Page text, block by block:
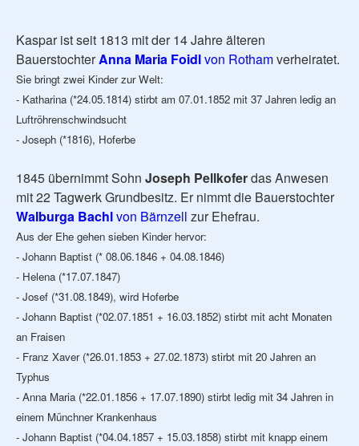
Kaspar ist seit 1813 mit der 14 Jahre älteren
BauerstochterAnna Maria Foidlvon Rothamverheiratet.
Sie bringt zwei Kinder zur Welt:
- Katharina (*24.05.1814) stirbt am 07.01.1852 mit 37 Jahren ledig an
Luftröhrenschwindsucht
- Joseph (*1816), Hoferbe
1845 übernimmt Sohn Joseph Pellkoferdas Anwesen
mit 22 Tagwerk Grundbesitz. Er nimmt die Bauerstochter
Walburga Bachlvon Bärnzell zur Ehefrau.
Aus der Ehe gehen sieben Kinder hervor:
- Johann Baptist (* 08.06.1846 + 04.08.1846)
- Helena (*17.07.1847)
- Josef (*31.08.1849), wird Hoferbe
- Johann Baptist (*02.07.1851 + 16.03.1852) stirbt mit acht Monaten
an Fraisen
- Franz Xaver (*26.01.1853 + 27.02.1873) stirbt mit 20 Jahren an
Typhus
- Anna Maria (*22.01.1856 + 17.07.1890) stirbt ledig mit 34 Jahren in
einem Münchner Krankenhaus
- Johann Baptist (*04.04.1857 + 15.03.1858) stirbt mit knapp einem